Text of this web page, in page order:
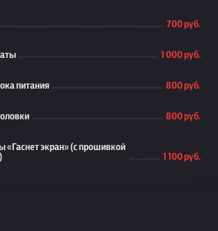
700 руб.
1 000 руб.
питания 800 руб.
800 руб.
«Гаснет экран» (с прошивкой
1 100 руб.